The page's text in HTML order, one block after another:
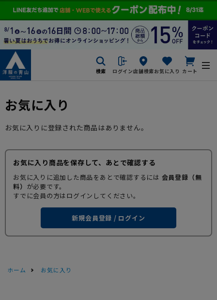
検索 ログイン店舗検索お気に入り カート
お気に入り
お気に入りに登録された商品はありません。
お気に入り商品を保存して、あとで確認する
お気に入りに追加した商品をあとで確認するには 会員登録（無
料） が必要です。
すでに会員の方はログインしてください。
新規会員登録 / ログイン
ホーム お気に入り